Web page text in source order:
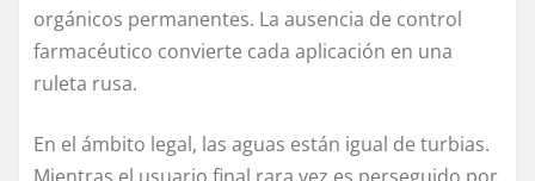
orgánicos permanentes. La ausencia de control
farmacéutico convierte cada aplicación en una
ruleta rusa.
En el ámbito legal, las aguas están igual de turbias.